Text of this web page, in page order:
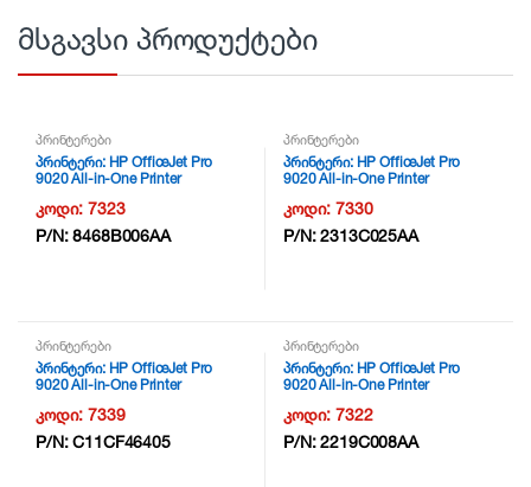
მსგავსი პროდუქტები
პრინტერები
პრინტერი: HP OfficeJet Pro
9020 All-in-One Printer
NG6
კოდი:7323
P/N:8468B006AA
პრინტერები
პრინტერი: HP OfficeJet Pro
9020 All-in-One Printer
NG6
კოდი:7330
P/N:2313C025AA
პრინტერები
პრინტერი: HP OfficeJet Pro
9020 All-in-One Printer
NG6
კოდი:7339
P/N:C11CF46405
პრინტერები
პრინტერი: HP OfficeJet Pro
9020 All-in-One Printer
NG6
კოდი:7322
P/N:2219C008AA